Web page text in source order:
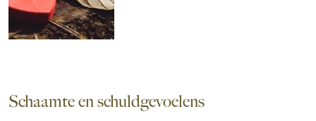
Schaamte en schuldgevoelens